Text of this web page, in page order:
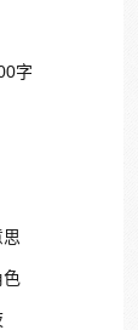
字
色